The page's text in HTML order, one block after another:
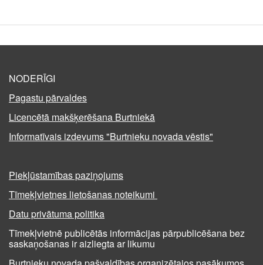
NODERĪGI
Pagastu pārvaldes
Licencētā makšķerēšana Burtniekā
Informatīvais izdevums "Burtnieku novada vēstis"
Piekļūstamības paziņojums
Tīmekļvietnes lietošanas noteikumi
Datu privātuma politika
Tīmekļvietnē publicētās informācijas pārpublicēšana bez
saskaņošanas ir aizliegta ar likumu